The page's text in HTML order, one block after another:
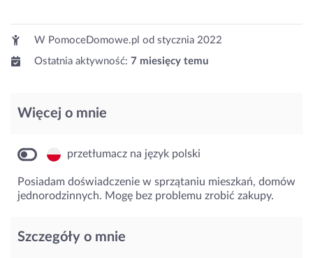
W PomoceDomowe.pl od stycznia 2022
Ostatnia aktywność: 7 miesięcy temu
Więcej o mnie
przetłumacz na język polski
Posiadam doświadczenie w sprzątaniu mieszkań, domów
jednorodzinnych. Mogę bez problemu zrobić zakupy.
Szczegóły o mnie